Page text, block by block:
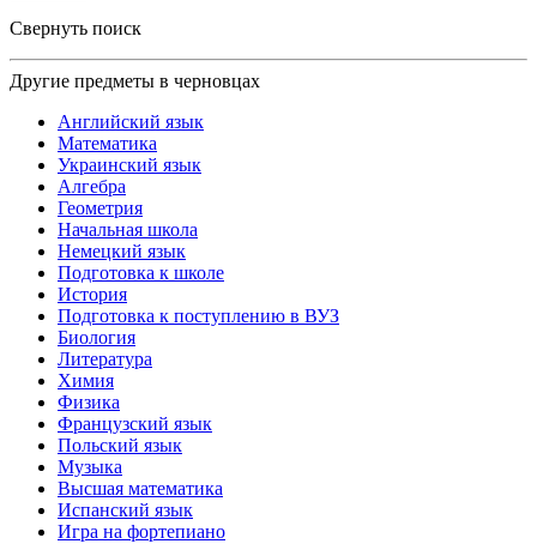
Свернуть поиск
Другие предметы в черновцах
Английский язык
Математика
Украинский язык
Алгебра
Геометрия
Начальная школа
Немецкий язык
Подготовка к школе
История
Подготовка к поступлению в ВУЗ
Биология
Литература
Химия
Физика
Французский язык
Польский язык
Музыка
Высшая математика
Испанский язык
Игра на фортепиано